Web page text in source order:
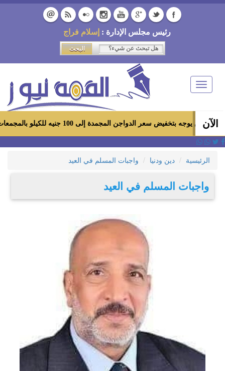
رئيس مجلس الإدارة : إسلام فراج
Toggle
navigation
الآن
سعر الدواجن المجمدة إلى 100 جنيه للكيلو بالمجمعات الاستهلاكية ومعارض «أهلاً رمضان»
الرئيسية دين ودنيا واجبات المسلم في العيد
واجبات المسلم في العيد